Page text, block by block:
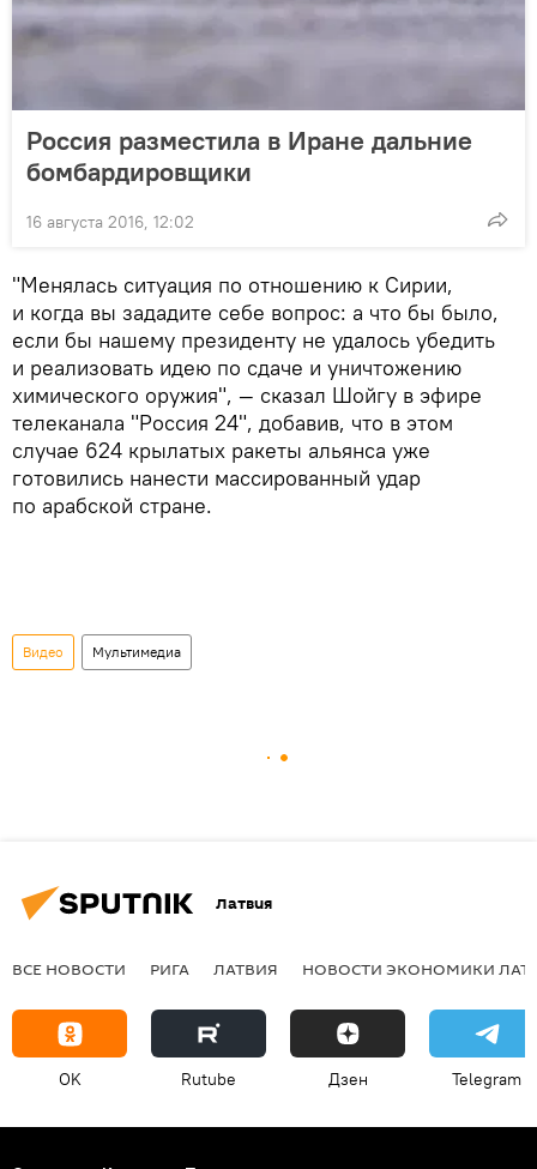
Россия разместила в Иране дальние
бомбардировщики
16 августа 2016, 12:02
"Менялась ситуация по отношению к Сирии,
и когда вы зададите себе вопрос: а что бы было,
если бы нашему президенту не удалось убедить
и реализовать идею по сдаче и уничтожению
химического оружия", — сказал Шойгу в эфире
телеканала "Россия 24", добавив, что в этом
случае 624 крылатых ракеты альянса уже
готовились нанести массированный удар
по арабской стране.
Видео Мультимедиа
Латвия
ВСЕ НОВОСТИ РИГА ЛАТВИЯ НОВОСТИ ЭКОНОМИКИ
OK Rutube Дзен Telegram